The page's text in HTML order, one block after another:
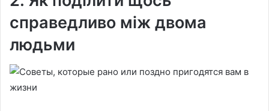
справедливо між двома
людьми